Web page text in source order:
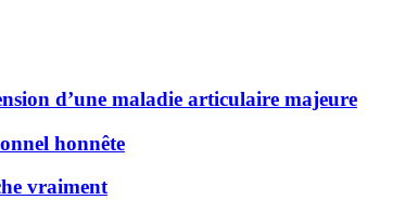
d’une maladie articulaire majeure
honnête
vraiment